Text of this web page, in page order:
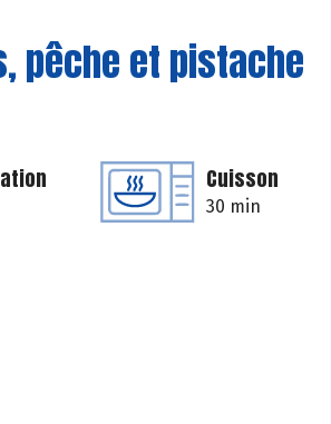
pêche et pistache
Cuisson
30 min